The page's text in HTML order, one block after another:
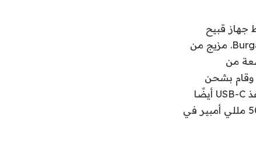
جهاز قبيح
بجهاز iPhone الخاص بك، ففكر في شراء أحد بنوك الطاقة MagSafe الأنيقة من Burga. مزيج من
من
وقام بشحن
جهاز iPhone 14 Pro لاسلكيًا (7.5 واط) إلى حوالي 70 بالمائة من الموت. يمكن لمنفذ USB-C أيضًا
توفير 20 واط. المصيد هو السعر المرتفع نسبيًا للسعة المنخفضة نسبيًا البالغة 5000 مللي أمبير في